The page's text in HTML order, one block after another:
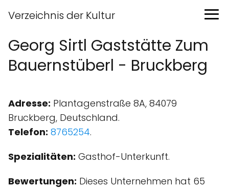
Verzeichnis der Kultur
Georg Sirtl Gaststätte Zum
Bauernstüberl - Bruckberg
Adresse: Plantagenstraße 8A, 84079
Bruckberg, Deutschland.
Telefon: 8765254.
Spezialitäten: Gasthof-Unterkunft.
Bewertungen: Dieses Unternehmen hat 65